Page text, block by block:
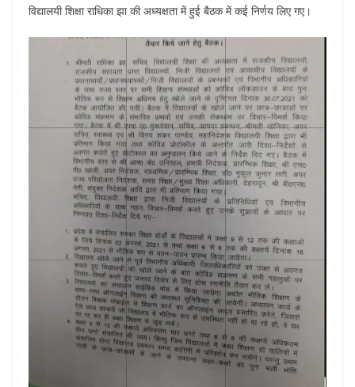
विद्यालयी शिक्षा राधिका झा की अध्यक्षता में हुई बैठक में कई निर्णय लिए गए।